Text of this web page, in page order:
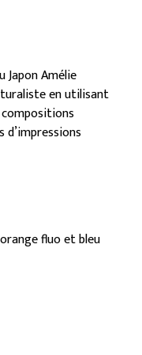
Japon Amélie
en utilisant
d’impressions
fluo et bleu